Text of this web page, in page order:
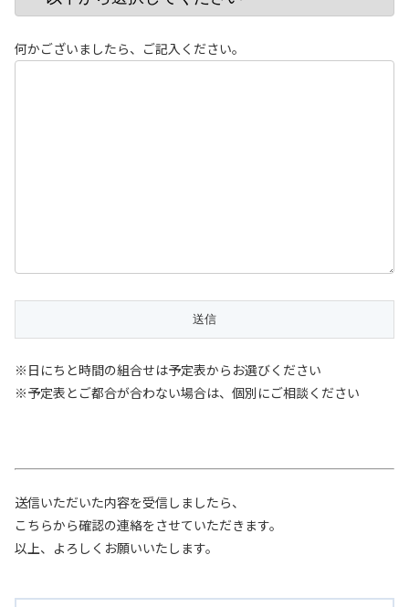
何かございましたら、ご記入ください。
※日にちと時間の組合せは予定表からお選びください
※予定表とご都合が合わない場合は、個別にご相談ください
送信いただいた内容を受信しましたら、
こちらから確認の連絡をさせていただきます。
以上、よろしくお願いいたします。